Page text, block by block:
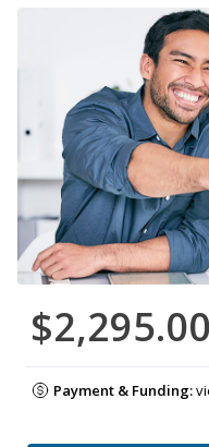
$2,295.00
Payment & Funding: